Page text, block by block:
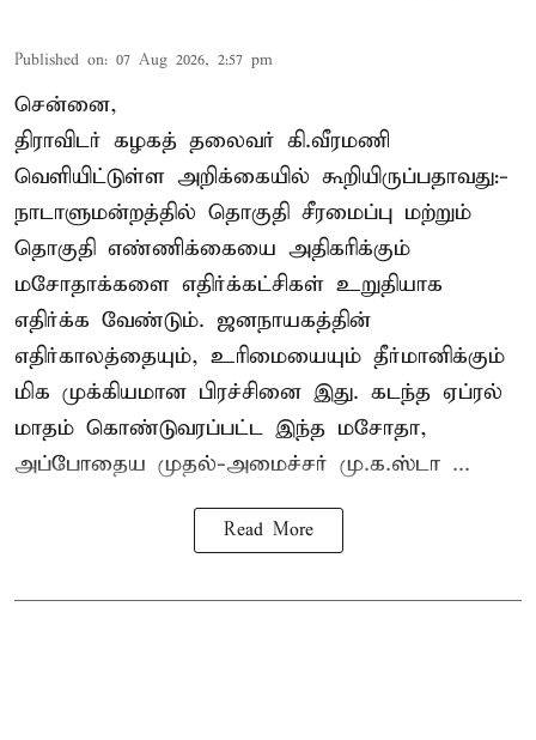
Published on: 07 Aug 2026, 2:57 pm
சென்னை,
திராவிடர் கழகத் தலைவர் கி.வீரமணி
வெளியிட்டுள்ள அறிக்கையில் கூறியிருப்பதாவது:-
நாடாளுமன்றத்தில் தொகுதி சீரமைப்பு மற்றும்
தொகுதி எண்ணிக்கையை அதிகரிக்கும்
மசோதாக்களை எதிர்க்கட்சிகள் உறுதியாக
எதிர்க்க வேண்டும். ஜனநாயகத்தின்
எதிர்காலத்தையும், உரிமையையும் தீர்மானிக்கும்
மிக முக்கியமான பிரச்சினை இது. கடந்த ஏப்ரல்
மாதம் கொண்டுவரப்பட்ட இந்த மசோதா,
அப்போதைய முதல்-அமைச்சர் மு.க.ஸ்டா ...
Read More